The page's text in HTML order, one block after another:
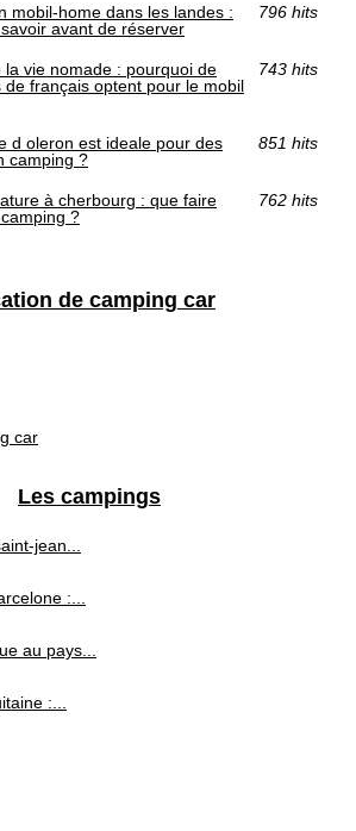
mobil-home dans les landes :
avant de réserver
796 hits
la vie nomade : pourquoi de
de français optent pour le mobil
743 hits
d oleron est ideale pour des
camping ?
851 hits
à cherbourg : que faire
?
762 hits
de camping car
car
Les campings
jean...
:...
au pays...
:...